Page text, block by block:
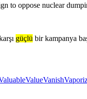
to oppose nuclear
güçlü bir kampanya
ValueVanish